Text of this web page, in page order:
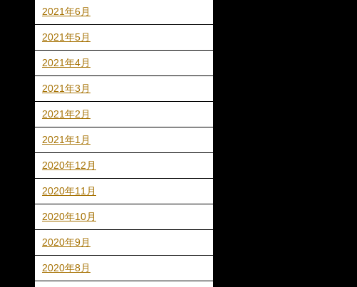
2021年6月
2021年5月
2021年4月
2021年3月
2021年2月
2021年1月
2020年12月
2020年11月
2020年10月
2020年9月
2020年8月